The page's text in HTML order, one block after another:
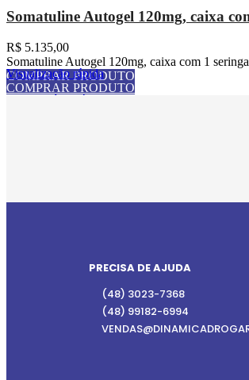
Somatuline Autogel 120mg, caixa
R$ 5.135,00
Somatuline Autogel 120mg, caixa com 1
COMPRAR PRODUTO
Visualização rápida
Visualização rápida
COMPRAR PRODUTO
PRECISA DE AJUDA
(48) 3023-7368
(48) 99182-6994